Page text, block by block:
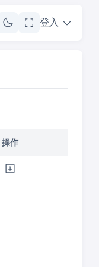
登入
操作